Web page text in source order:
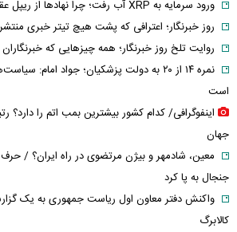
ورود سرمایه به XRP آب رفت؛ چرا نهادها از ریپل عقب نشستند؟
روز خبرنگار؛ اعترافی که پشت هیچ تیتر خبری
روایت تلخ روز خبرنگار؛ همه چیزهایی که خبرنگاران
نمره ۱۴ از ۲۰ به دولت پزشکیان؛ جواد امام:
است
جهان
معین، شادمهر و بیژن مرتضوی در راه ایران؟ / حرف
جنجال به پا کرد
واکنش دفتر معاون اول ریاست جمهوری به یک
کالابرگ